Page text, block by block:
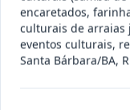
133/2026
encaretados,
culturais de arraias
eventos culturais,
Santa Bárbara/BA,